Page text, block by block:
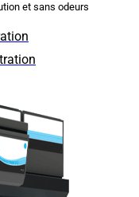
et sans odeurs